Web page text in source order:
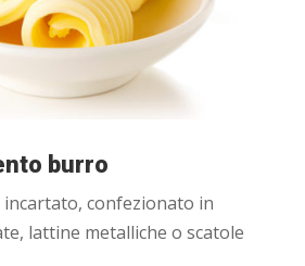
burro
confezionato in
lattine metalliche o scatole